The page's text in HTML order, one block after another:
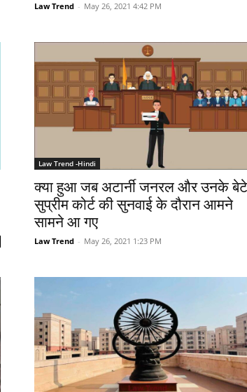
Law Trend - May 26, 2021 4:42 PM
Law Trend -Hindi
क्या हुआ जब अटार्नी जनरल और उनके बेटे
सुप्रीम कोर्ट की सुनवाई के दौरान आमने
सामने आ गए
Law Trend - May 26, 2021 1:23 PM